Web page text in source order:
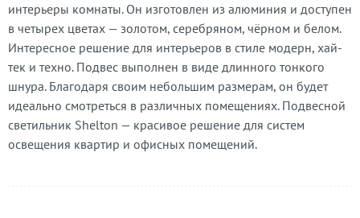
интерьеры комнаты. Он изготовлен из алюминия и доступен
в четырех цветах — золотом, серебряном, чёрном и белом.
Интересное решение для интерьеров в стиле модерн, хай-
тек и техно. Подвес выполнен в виде длинного тонкого
шнура. Благодаря своим небольшим размерам, он будет
идеально смотреться в различных помещениях. Подвесной
светильник Shelton — красивое решение для систем
освещения квартир и офисных помещений.